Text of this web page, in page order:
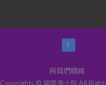
與我們聯絡
Copyrights © 國際學士院 All